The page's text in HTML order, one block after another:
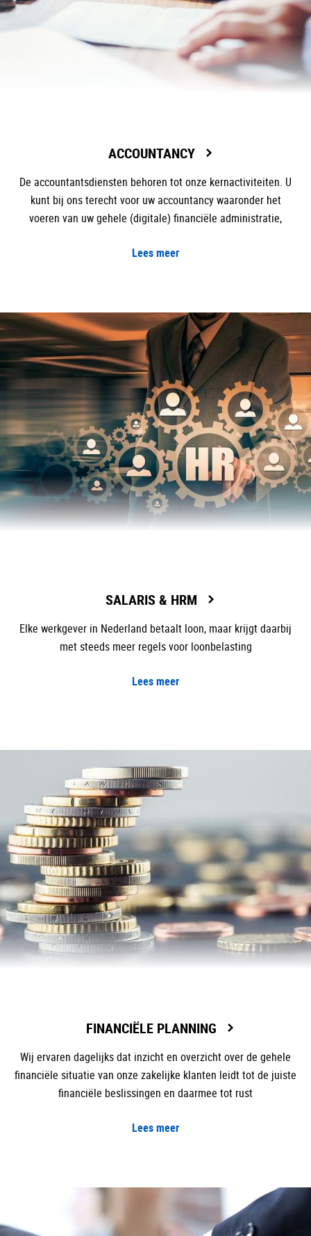
ACCOUNTANCY
De accountantsdiensten behoren tot onze kernactiviteiten. U
kunt bij ons terecht voor uw accountancy waaronder het
voeren van uw gehele (digitale) financiële administratie,
Lees meer
SALARIS & HRM
Elke werkgever in Nederland betaalt loon, maar krijgt daarbij
met steeds meer regels voor loonbelasting
Lees meer
FINANCIËLE PLANNING
Wij ervaren dagelijks dat inzicht en overzicht over de gehele
financiële situatie van onze zakelijke klanten leidt tot de juiste
financiële beslissingen en daarmee tot rust
Lees meer